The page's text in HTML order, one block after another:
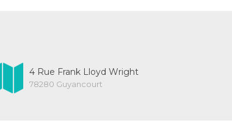
4 Rue Frank Lloyd Wright
78280 Guyancourt